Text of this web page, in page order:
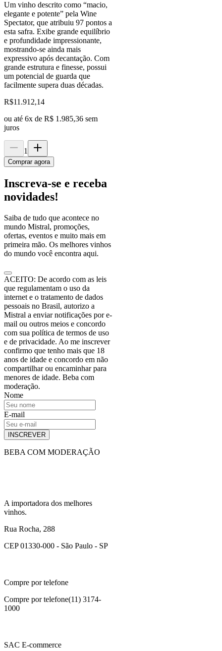
Um vinho descrito como “macio,
elegante e potente” pela Wine
Spectator, que atribuiu 97 pontos a
esta safra. Exibe grande equilíbrio
e profundidade impressionante,
mostrando-se ainda mais
expressivo após decantação. Com
grande estrutura e finesse, possui
um potencial de guarda que
facilmente supera duas décadas.
R$11.912,14
ou até 6x de R$ 1.985,36 sem
juros
1
Comprar agora
Inscreva-se e receba
novidades!
Saiba de tudo que acontece no
mundo Mistral, promoções,
ofertas, eventos e muito mais em
primeira mão. Os melhores vinhos
do mundo você encontra aqui.
ACEITO: De acordo com as leis
que regulamentam o uso da
internet e o tratamento de dados
pessoais no Brasil, autorizo a
Mistral a enviar notificações por e-
mail ou outros meios e concordo
com sua política de termos de uso
e de privacidade. Ao me inscrever
confirmo que tenho mais que 18
anos de idade e concordo em não
compartilhar ou encaminhar para
menores de idade. Beba com
moderação.
Nome
E-mail
INSCREVER
BEBA COM MODERAÇÃO
A importadora dos melhores
vinhos.
Rua Rocha, 288
CEP 01330-000 - São Paulo - SP
Compre por telefone
Compre por telefone(11) 3174-
1000
SAC E-commerce